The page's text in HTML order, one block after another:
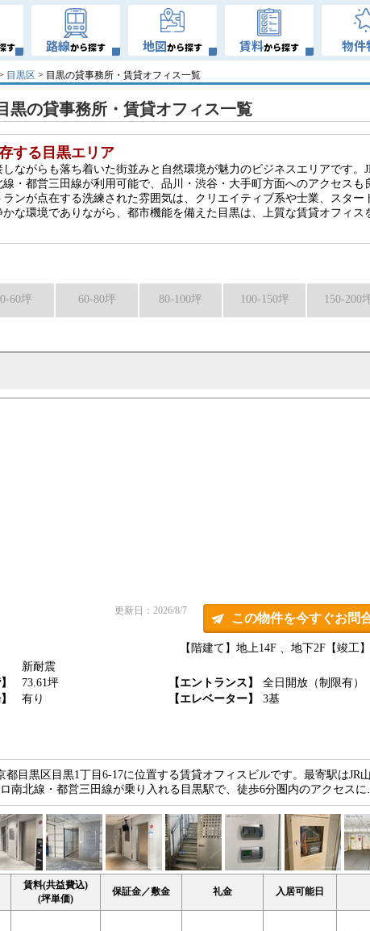
す 路線から探す 地図から探す 賃料から探す 物件
目黒区 > 目黒の貸事務所・賃貸オフィス一覧
黒の貸事務所・賃貸オフィス一覧
する目黒エリア
ながらも落ち着いた街並みと自然環境が魅力のビジネスエリアです。
・都営三田線が利用可能で、品川・渋谷・大手町方面へのアクセスも
ンが点在する洗練された雰囲気は、クリエイティブ系や士業、スター
な環境でありながら、都市機能を備えた目黒は、上質な賃貸オフィス
60坪 60-80坪 80-100坪 100-150坪 150-200
更新日：2026/8/7
この物件を今すぐお問
【竣工
【階建て】地上14F 、地下2F
新耐震
73.61坪 【エントランス】
全日開放（制限有）
有り 【エレベーター】 3基
都目黒区目黒1丁目6-17に位置する賃貸オフィスビルです。最寄駅はJR
南北線・都営三田線が乗り入れる目黒駅で、徒歩6分圏内のアクセス
賃料(共益費込)
(坪単価)
保証金／敷金 礼金 入居可能日